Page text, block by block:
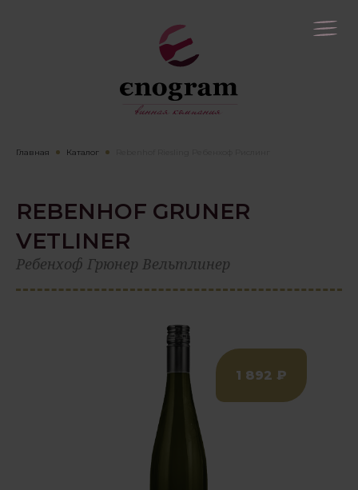
Главная Каталог
REBENHOF GRUNER
VETLINER
Ребенхоф Грюнер Вельтлинер
1 892 ₽